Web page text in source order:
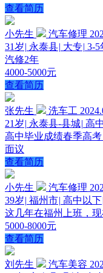
查看简历
小先生 汽车修理
31岁| 永泰县| 大专| 3-5
汽修2年
4000-5000元
查看简历
张先生 洗车工
21岁| 永泰县-县城| 高中
高中毕业成绩春季高
面议
查看简历
小先生 汽车修理
39岁| 福州市| 高中以下
这几年在福州上班，
5000-8000元
查看简历
刘先生 汽车美容